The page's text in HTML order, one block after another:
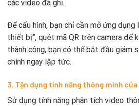
các video đã ghi.
Để cấu hình, bạn chỉ cần mở ứng dụng
thiết bị”, quét mã QR trên camera để
thành công, bạn có thể bắt đầu giám
chính ngay lập tức.
3. Tận dụng tính năng thông minh
Sử dụng tính năng phân tích video